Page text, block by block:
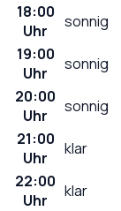
18:00
Uhr
sonnig
19:00
Uhr
sonnig
20:00
Uhr
sonnig
21:00
Uhr
klar
22:00
Uhr
klar